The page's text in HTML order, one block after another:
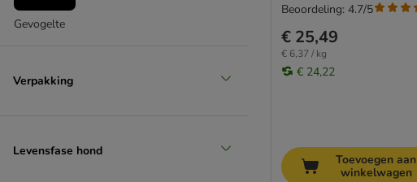
Gevogelte
Verpakking
Levensfase hond
€ 25,49
€ 6,37 / kg
€ 24,22
Beoordeling: 4.7/5
Toevoegen aan
winkelwagen